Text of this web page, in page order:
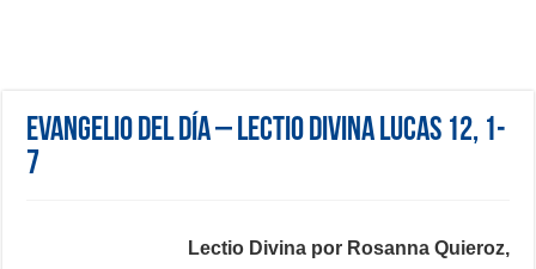
Evangelio del día – Lectio Divina Lucas 12, 1-
7
Lectio Divina por Rosanna Quieroz,